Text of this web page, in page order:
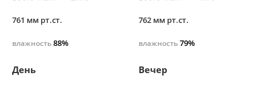
761 мм рт.ст.
влажность88%
762 мм рт.ст.
влажность79%
День Вечер